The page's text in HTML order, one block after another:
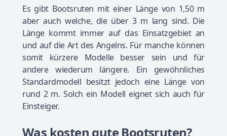
Es gibt Bootsruten mit einer Länge von 1,50 m
aber auch welche, die über 3 m lang sind. Die
Länge kommt immer auf das Einsatzgebiet an
und auf die Art des Angelns. Für manche können
somit kürzere Modelle besser sein und für
andere wiederum längere. Ein gewöhnliches
Standardmodell besitzt jedoch eine Länge von
rund 2 m. Solch ein Modell eignet sich auch für
Einsteiger.
Was kosten gute Bootsruten?